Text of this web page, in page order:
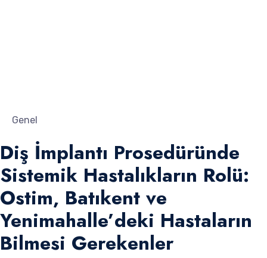
Genel
Diş İmplantı Prosedüründe
Sistemik Hastalıkların Rolü:
Ostim, Batıkent ve
Yenimahalle’deki Hastaların
Bilmesi Gerekenler